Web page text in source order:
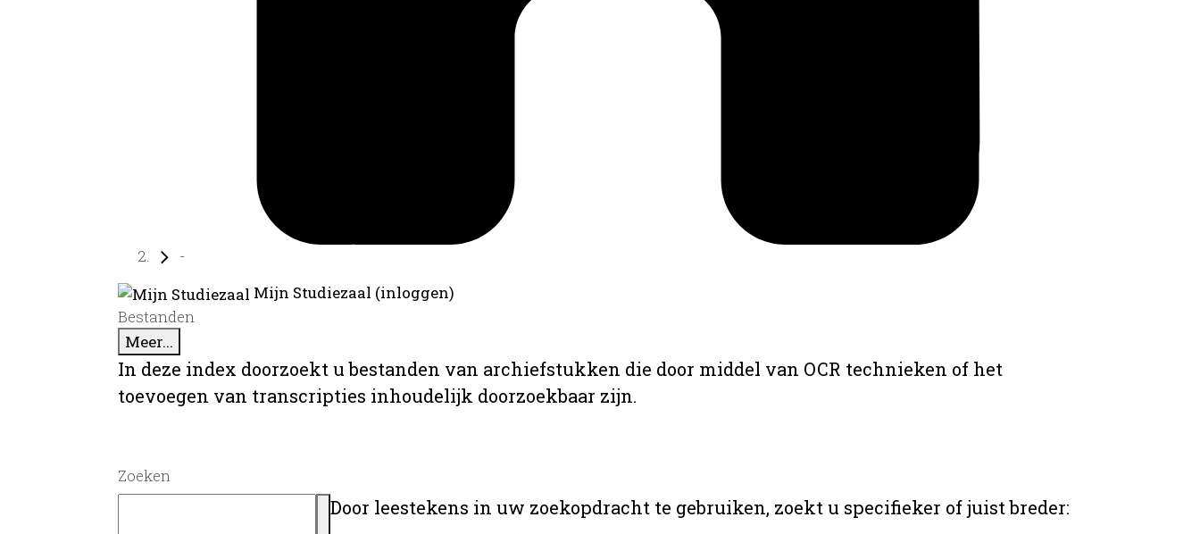
-
Mijn Studiezaal (inloggen)
Bestanden
Meer...
In deze index doorzoekt u bestanden van archiefstukken die door middel van OCR technieken of het
toevoegen van transcripties inhoudelijk doorzoekbaar zijn.
Zoeken
Door leestekens in uw zoekopdracht te gebruiken, zoekt u specifieker of juist breder: